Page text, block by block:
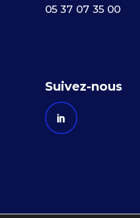
05 37 07 35 00
Suivez-nous